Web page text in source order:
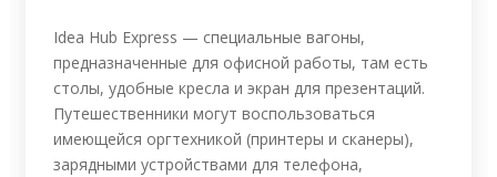
Idea Hub Express — специальные вагоны,
предназначенные для офисной работы, там есть
столы, удобные кресла и экран для презентаций.
Путешественники могут воспользоваться
имеющейся оргтехникой (принтеры и сканеры),
зарядными устройствами для телефона,